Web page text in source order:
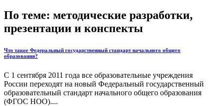
По теме: методические разработки,
презентации и конспекты
Что такое Федеральный государственный стандарт начального общего
образования?
С 1 сентября 2011 года все образовательные учреждения
России переходят на новый Федеральный государственный
образовательный стандарт начального общего образования
(ФГОС НОО)....